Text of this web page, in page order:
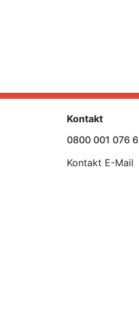
Kontakt
0800 001 076 6
Kontakt E-Mail